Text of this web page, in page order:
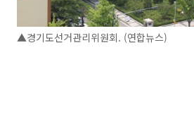
▲경기도선거관리위원회. (연합뉴스)